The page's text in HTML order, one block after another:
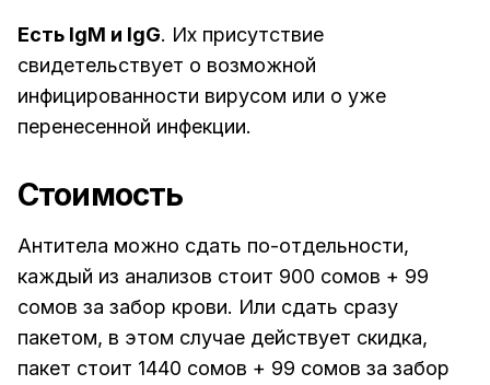
Есть IgM и IgG. Их присутствие
свидетельствует о возможной
инфицированности вирусом или о уже
перенесенной инфекции.
Стоимость
Антитела можно сдать по-отдельности,
каждый из анализов стоит 900 сомов + 99
сомов за забор крови. Или сдать сразу
пакетом, в этом случае действует скидка,
пакет стоит 1440 сомов + 99 сомов за забор